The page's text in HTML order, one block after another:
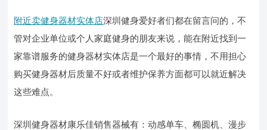
附近卖健身器材实体店深圳健身爱好者们都在留言问的，不
管对企业单位或个人家庭健身的朋友来说，能在附近找到一
家靠谱服务的健身器材实体店是一个最好的事情，不用担心
购买健身器材后质量不好或者维护保养方面都可以就近解决
这些难点。
深圳健身器材康乐佳销售器械有：动感单车、椭圆机、漫步